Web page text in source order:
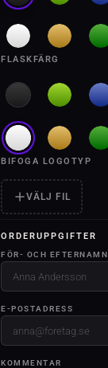
FLASKFÄRG
BIFOGA LOGOTYP
VÄLJ FIL
ORDERUPPGIFTER
FÖR- OCH EFTERNAMN
E-POSTADRESS
KOMMENTAR